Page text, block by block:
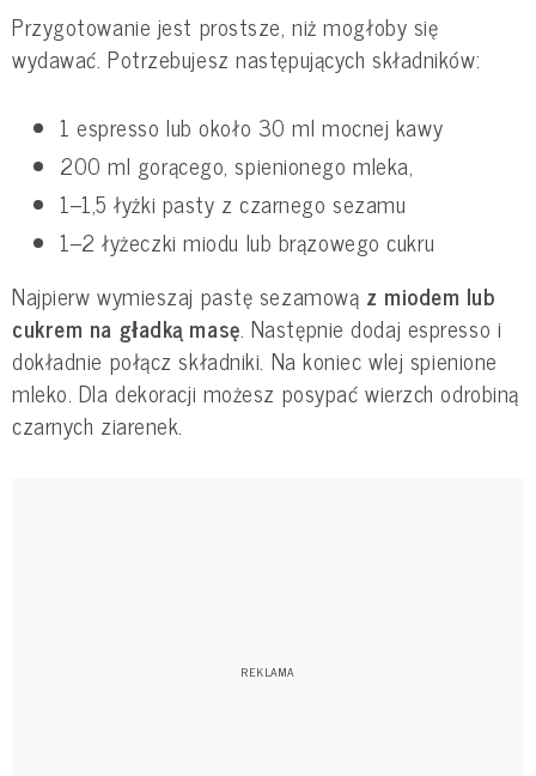
Przygotowanie jest prostsze, niż mogłoby się
wydawać. Potrzebujesz następujących składników:
1 espresso lub około 30 ml mocnej kawy
200 ml gorącego, spienionego mleka,
1–1,5 łyżki pasty z czarnego sezamu
1–2 łyżeczki miodu lub brązowego cukru
Najpierw wymieszaj pastę sezamową z miodem lub
cukrem na gładką masę. Następnie dodaj espresso i
dokładnie połącz składniki. Na koniec wlej spienione
mleko. Dla dekoracji możesz posypać wierzch odrobiną
czarnych ziarenek.